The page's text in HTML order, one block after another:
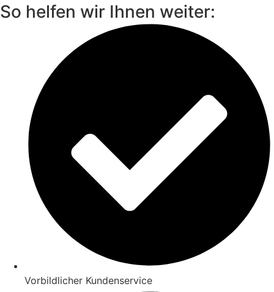
So helfen wir Ihnen weiter:
Vorbildlicher Kundenservice